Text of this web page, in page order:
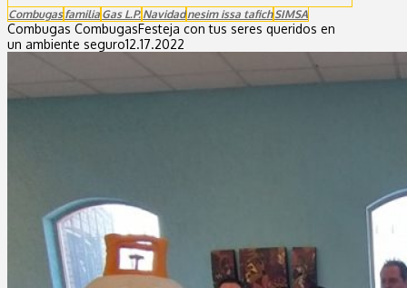
Combugas familia Gas L.P. Navidad nesim issa tafich SIMSA
Combugas CombugasFesteja con tus seres queridos en
un ambiente seguro12.17.2022